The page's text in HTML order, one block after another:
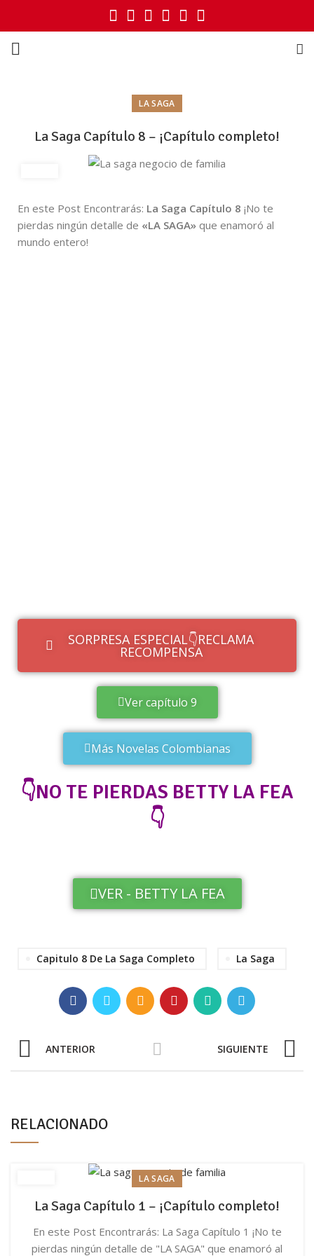
LA SAGA
La Saga Capítulo 8 – ¡Capítulo completo!
En este Post Encontrarás: La Saga Capítulo 8 ¡No te
pierdas ningún detalle de «LA SAGA» que enamoró al
mundo entero!
SORPRESA ESPECIAL👇RECLAMA
RECOMPENSA
Ver capítulo 9
Más Novelas Colombianas
👇NO TE PIERDAS BETTY LA FEA
👇
VER - BETTY LA FEA
Capitulo 8 De La Saga Completo La Saga
ANTERIOR SIGUIENTE
RELACIONADO
LA SAGA
La Saga Capítulo 1 – ¡Capítulo completo!
En este Post Encontrarás: La Saga Capítulo 1 ¡No te
pierdas ningún detalle de "LA SAGA" que enamoró al